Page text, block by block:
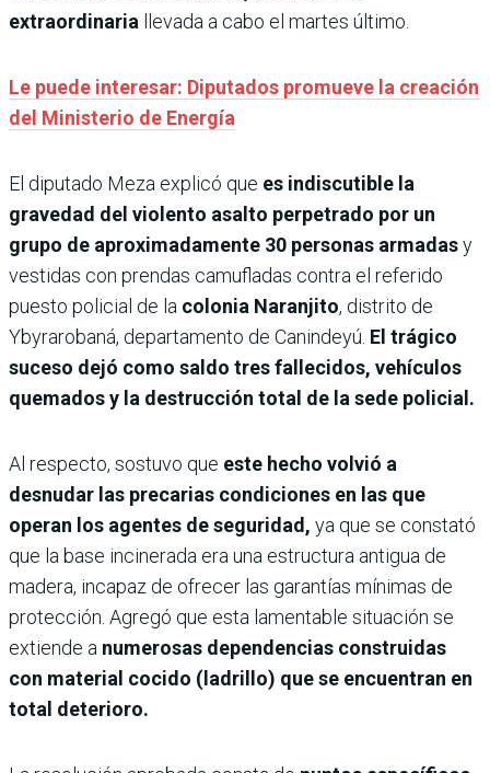
extraordinaria
llevada a cabo el martes último.
Le puede interesar: Diputados promueve la creación
del Ministerio de Energía
El diputado Meza explicó que es indiscutible la
gravedad del violento asalto perpetrado por un
grupo de aproximadamente 30 personas armadasy
vestidas con prendas camufladas contra el referido
puesto policial de la colonia Naranjito, distrito de
Ybyrarobaná, departamento de Canindeyú. El trágico
suceso dejó como saldo tres fallecidos, vehículos
quemados y la destrucción total de la sede policial.
Al respecto, sostuvo que este hecho volvió a
desnudar las precarias condiciones en las que
operan los agentes de seguridad, ya que se constató
que la base incinerada era una estructura antigua de
madera, incapaz de ofrecer las garantías mínimas de
protección. Agregó que esta lamentable situación se
extiende a numerosas dependencias construidas
con material cocido (ladrillo) que se encuentran en
total deterioro.